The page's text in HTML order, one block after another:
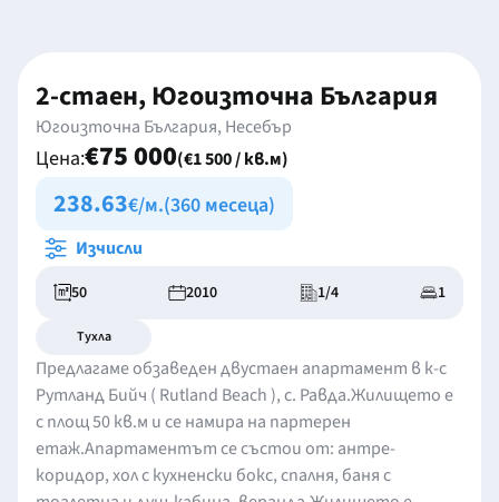
2-стаен, Югоизточна България
Югоизточна България, Несебър
Цена:€75 000(€1 500 / кв.м)
238.63€/м.(360 месеца)
Изчисли
50 2010 1/4 1
Тухла
Предлагаме обзаведен двустаен апартамент в к-с
Рутланд Бийч ( Rutland Beach ), с. Равда.Жилището е
с площ 50 кв.м и се намира на партерен
етаж.Апартаментът се състои от: антре-
коридор, хол с кухненски бокс, спалня, баня с